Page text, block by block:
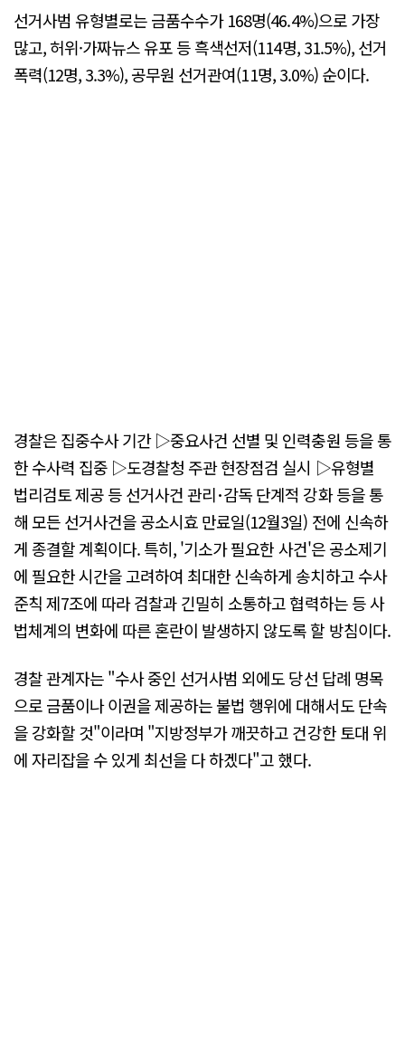
선거사범 유형별로는 금품수수가 168명(46.4%)으로 가장
많고, 허위·가짜뉴스 유포 등 흑색선저(114명, 31.5%), 선거
폭력(12명, 3.3%), 공무원 선거관여(11명, 3.0%) 순이다.
경찰은 집중수사 기간 ▷중요사건 선별 및 인력충원 등을 통
한 수사력 집중 ▷도경찰청 주관 현장점검 실시 ▷유형별
법리검토 제공 등 선거사건 관리･감독 단계적 강화 등을 통
해 모든 선거사건을 공소시효 만료일(12월3일) 전에 신속하
게 종결할 계획이다. 특히, '기소가 필요한 사건'은 공소제기
에 필요한 시간을 고려하여 최대한 신속하게 송치하고 수사
준칙 제7조에 따라 검찰과 긴밀히 소통하고 협력하는 등 사
법체계의 변화에 따른 혼란이 발생하지 않도록 할 방침이다.
경찰 관계자는 "수사 중인 선거사범 외에도 당선 답례 명목
으로 금품이나 이권을 제공하는 불법 행위에 대해서도 단속
을 강화할 것"이라며 "지방정부가 깨끗하고 건강한 토대 위
에 자리잡을 수 있게 최선을 다 하겠다"고 했다.